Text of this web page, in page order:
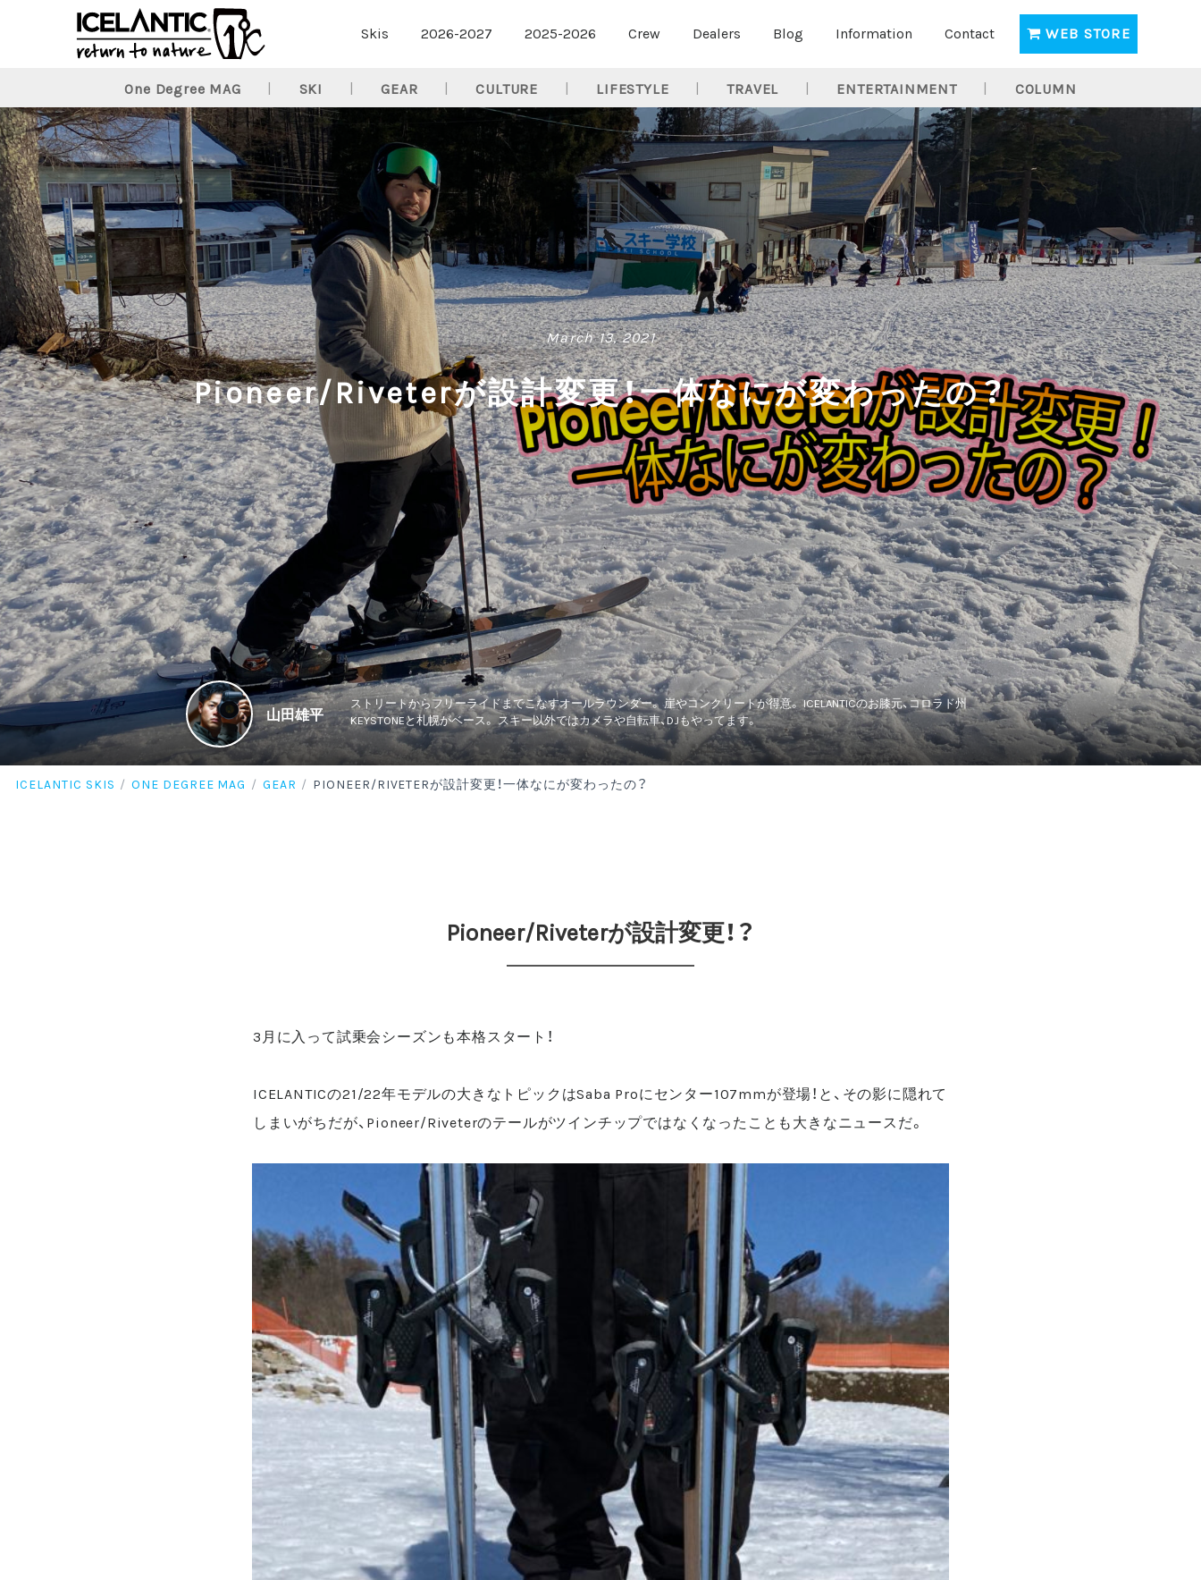
Skis 2026-2027 2025-2026 Crew Dealers Blog Information Contact WEB STORE
ICELANTIC SKIS ONE DEGREE MAG GEAR PIONEER/RIVETERが設計変更！一体なにが変わったの？
One Degree MAG SKI GEAR CULTURE LIFESTYLE TRAVEL ENTERTAINMENT COLUMN
March 13, 2021
Pioneer/Riveterが設計変更！一体なにが変わったの？
山田雄平
ストリートからフリーライドまでこなすオールラウンダー。 崖やコンクリートが得意。 ICELANTICのお膝元、コロラド州
KEYSTONEと札幌がベース。 スキー以外ではカメラや自転車、DJもやってます。
Pioneer/Riveterが設計変更！？
3月に入って試乗会シーズンも本格スタート！
ICELANTICの21/22年モデルの大きなトピックはSaba Proにセンター107mmが登場！と、その影に隠れて
しまいがちだが、Pioneer/Riveterのテールがツインチップではなくなったことも大きなニュースだ。